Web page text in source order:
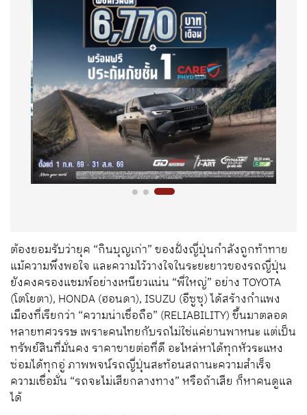
ต้องยอมรับว่ายุค “กินบุญเก่า” ของฝั่งญี่ปุ่นกำลังถูกท้าทาย
แม้ความพึงพอใจ และความไว้วางใจในระยะยาวของรถญี่ปุ่น
ยังคงครองแชมพ์อย่างเหนียวแน่น “พี่ใหญ่” อย่าง TOYOTA
(โตโยตา), HONDA (ฮอนดา), ISUZU (อีซูซุ) ได้สร้างกำแพง
เมืองที่เรียกว่า “ความน่าเชื่อถือ” (RELIABILITY) ขึ้นมาตลอด
หลายทศวรรษ เพราะคนไทยกับรถไม่ใช่แค่ยานพาหนะ แต่เป็น
ทรัพย์สินที่มั่นคง ราคาขายต่อที่ดี อะไหล่หาได้ทุกหัวระแหง
ซ่อมได้ทุกอู่ ภาพพจน์รถญี่ปุ่นสะท้อนสถานะความสำเร็จ
ความเชื่อมั่น “รถจะไม่เสียกลางทาง” หรือถ้าเสีย ก็หาคนดูแล
ได้